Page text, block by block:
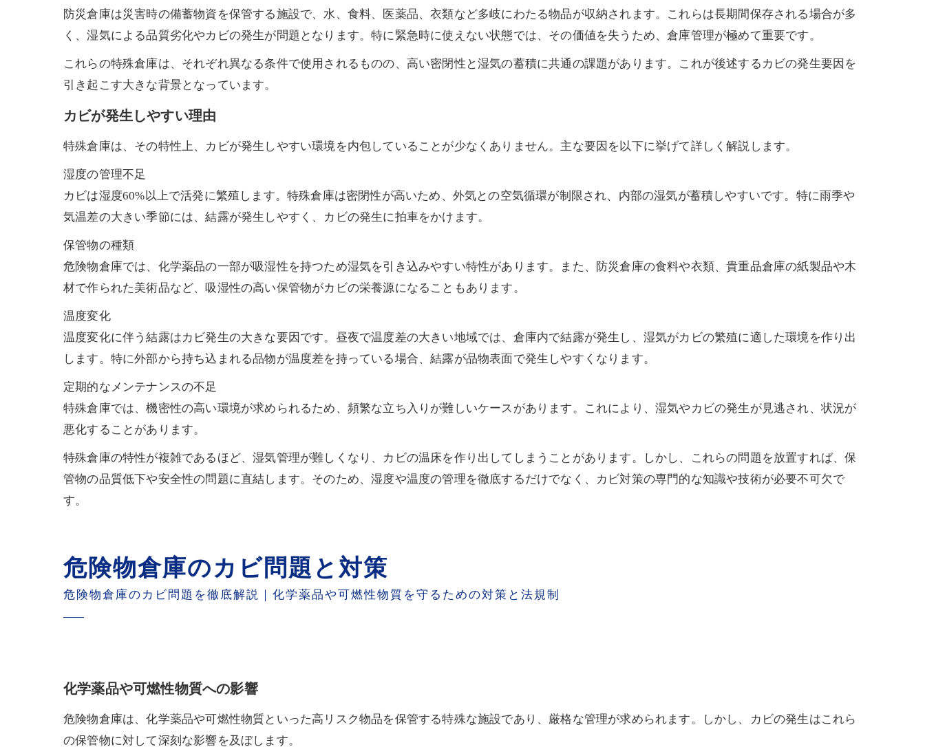
防災倉庫は災害時の備蓄物資を保管する施設で、水、食料、医薬品、衣類など多岐にわたる物品が収納されます。これらは長期間保存される場合が多
く、湿気による品質劣化やカビの発生が問題となります。特に緊急時に使えない状態では、その価値を失うため、倉庫管理が極めて重要です。
これらの特殊倉庫は、それぞれ異なる条件で使用されるものの、高い密閉性と湿気の蓄積に共通の課題があります。これが後述するカビの発生要因を
引き起こす大きな背景となっています。
カビが発生しやすい理由
特殊倉庫は、その特性上、カビが発生しやすい環境を内包していることが少なくありません。主な要因を以下に挙げて詳しく解説します。
湿度の管理不足
カビは湿度60%以上で活発に繁殖します。特殊倉庫は密閉性が高いため、外気との空気循環が制限され、内部の湿気が蓄積しやすいです。特に雨季や
気温差の大きい季節には、結露が発生しやすく、カビの発生に拍車をかけます。
保管物の種類
危険物倉庫では、化学薬品の一部が吸湿性を持つため湿気を引き込みやすい特性があります。また、防災倉庫の食料や衣類、貴重品倉庫の紙製品や木
材で作られた美術品など、吸湿性の高い保管物がカビの栄養源になることもあります。
温度変化
温度変化に伴う結露はカビ発生の大きな要因です。昼夜で温度差の大きい地域では、倉庫内で結露が発生し、湿気がカビの繁殖に適した環境を作り出
します。特に外部から持ち込まれる品物が温度差を持っている場合、結露が品物表面で発生しやすくなります。
定期的なメンテナンスの不足
特殊倉庫では、機密性の高い環境が求められるため、頻繁な立ち入りが難しいケースがあります。これにより、湿気やカビの発生が見逃され、状況が
悪化することがあります。
特殊倉庫の特性が複雑であるほど、湿気管理が難しくなり、カビの温床を作り出してしまうことがあります。しかし、これらの問題を放置すれば、保
管物の品質低下や安全性の問題に直結します。そのため、湿度や温度の管理を徹底するだけでなく、カビ対策の専門的な知識や技術が必要不可欠で
す。
危険物倉庫のカビ問題と対策
危険物倉庫のカビ問題を徹底解説｜化学薬品や可燃性物質を守るための対策と法規制
化学薬品や可燃性物質への影響
危険物倉庫は、化学薬品や可燃性物質といった高リスク物品を保管する特殊な施設であり、厳格な管理が求められます。しかし、カビの発生はこれら
の保管物に対して深刻な影響を及ぼします。